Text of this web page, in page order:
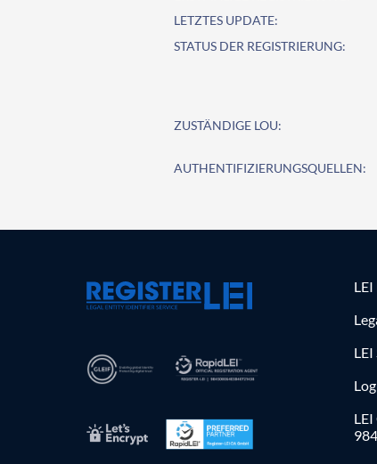
LETZTES UPDATE:
STATUS DER REGISTRIERUNG:
ZUSTÄNDIGE LOU:
AUTHENTIFIZIERUNGSQUELLEN:
LEI